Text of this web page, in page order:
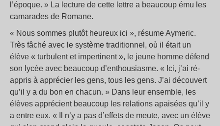
l’époque. » La lecture de cette lettre a beaucoup ému les
camarades de Romane.
« Nous sommes plutôt heureux ici », résume Aymeric.
Très fâché avec le système traditionnel, où il était un
élève « turbulent et impertinent », le jeune homme défend
son lycée avec beaucoup d’enthousiasme. « Ici, j’ai ré-
appris à apprécier les gens, tous les gens. J’ai découvert
qu’il y a du bon en chacun. » Dans leur ensemble, les
élèves apprécient beaucoup les relations apaisées qu’il y
a entre eux. « Il n’y a pas d’effets de meute, avec un élève